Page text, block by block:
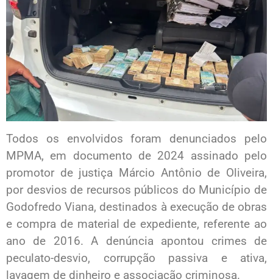
Todos os envolvidos foram denunciados pelo
MPMA, em documento de 2024 assinado pelo
promotor de justiça Márcio Antônio de Oliveira,
por desvios de recursos públicos do Município de
Godofredo Viana, destinados à execução de obras
e compra de material de expediente, referente ao
ano de 2016. A denúncia apontou crimes de
peculato-desvio, corrupção passiva e ativa,
lavagem de dinheiro e associação criminosa.